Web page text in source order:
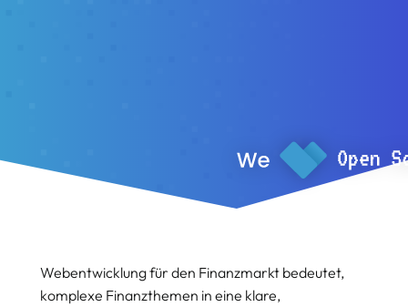
Webentwicklung für den Finanzmarkt bedeutet,
komplexe Finanzthemen in eine klare,